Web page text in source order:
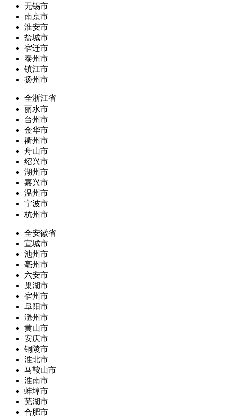
无锡市
南京市
淮安市
盐城市
宿迁市
泰州市
镇江市
扬州市
全浙江省
丽水市
台州市
金华市
衢州市
舟山市
绍兴市
湖州市
嘉兴市
温州市
宁波市
杭州市
全安徽省
宣城市
池州市
亳州市
六安市
巢湖市
宿州市
阜阳市
滁州市
黄山市
安庆市
铜陵市
淮北市
马鞍山市
淮南市
蚌埠市
芜湖市
合肥市